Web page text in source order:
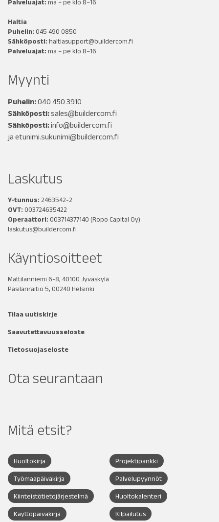
Palveluajat: ma – pe klo 8–16
Haltia
Puhelin: 045 490 0850
Sähköposti: haltiasupport@buildercom.fi
Palveluajat: ma – pe klo 8–16
Myynti
Puhelin:040 450 3910
Sähköposti:sales@buildercom.fi
Sähköposti:info@buildercom.fi
ja etunimi.sukunimi@buildercom.fi
Laskutus
Y-tunnus: 2463542-2
OVT: 003724635422
Operaattori: 003714377140 (Ropo Capital Oy)
laskutus@buildercom.fi
Käyntiosoitteet
Mattilanniemi 6-8, 40100 Jyväskylä
Pasilanraitio 5, 00240 Helsinki
Tilaa uutiskirje
Saavutettavuusseloste
Tietosuojaseloste
Ota seurantaan
Mitä etsit?
Huoltokirja Projektipankki
Työmaapäiväkirja Palvelupyynnöt
Kiinteistötietojärjestelmä Huoltokalenteri
Käyttöpäiväkirja Kilpailutus